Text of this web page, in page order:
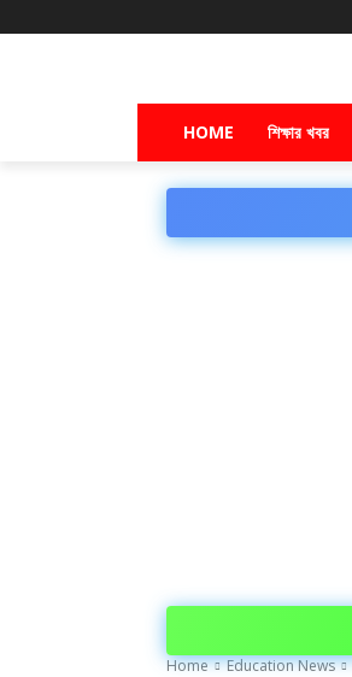
HOME শিক্ষার খবর
Home Education News